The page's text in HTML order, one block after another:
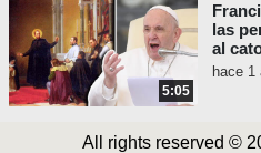
5:05
las
al
hace 1
All rights reserved ©